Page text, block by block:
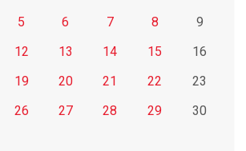
5 6 7 8
9
12 13 14 15
16
19 20 21 22
23
26 27 28 29
30